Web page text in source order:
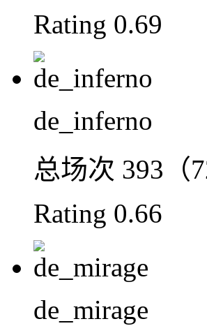
Rating 0.69
de_inferno
总场次 393（
Rating 0.66
de_mirage